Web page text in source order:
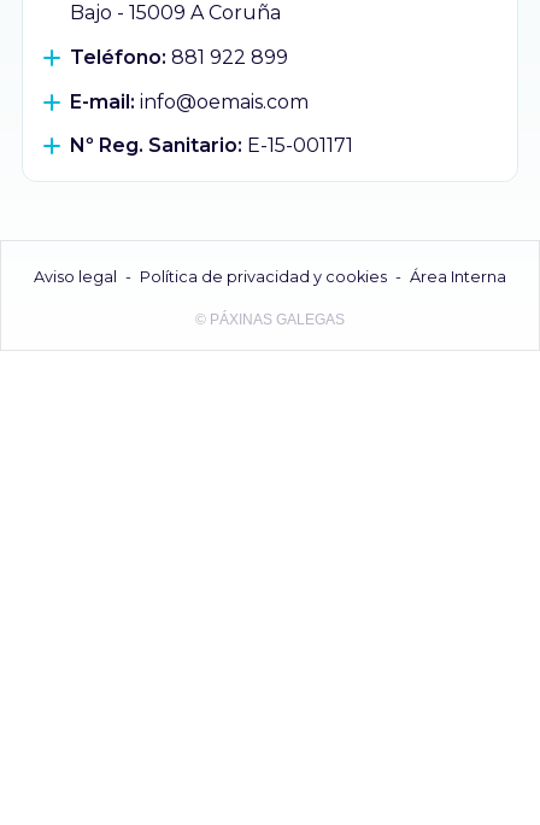
Bajo - 15009 A Coruña
Teléfono: 881 922 899
E-mail: info@oemais.com
Nº Reg. Sanitario: E-15-001171
Aviso legal - Política de privacidad y cookies - Área Interna
© PÁXINAS GALEGAS